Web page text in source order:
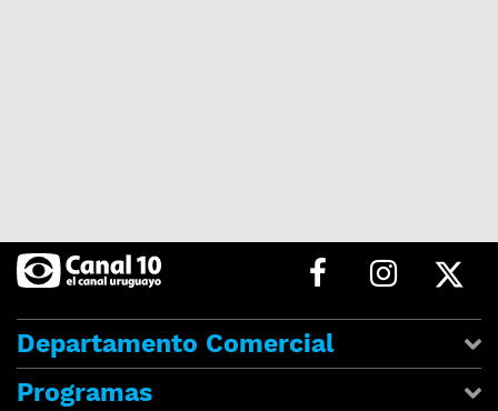
Departamento Comercial
Programas